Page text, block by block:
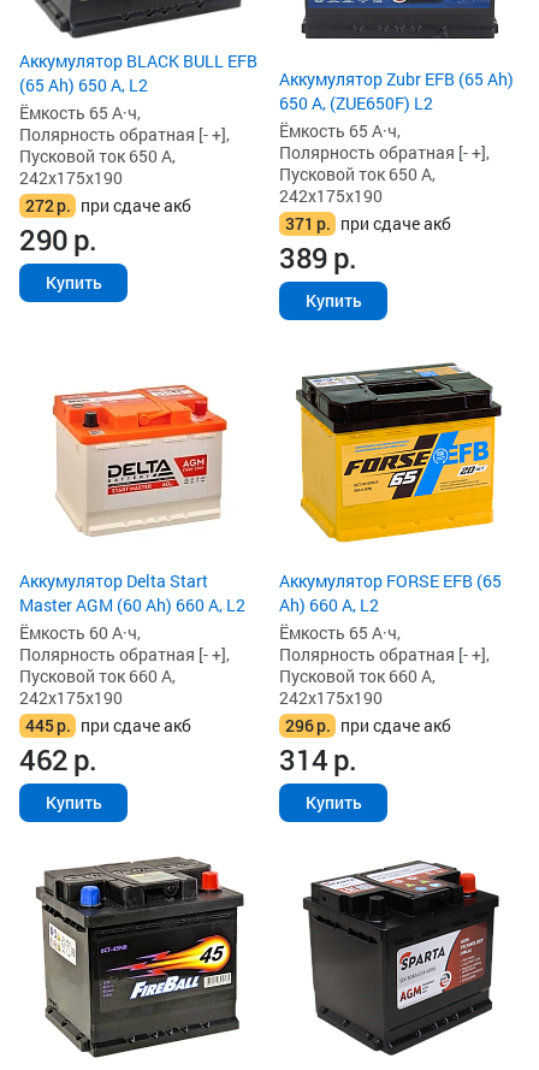
Аккумулятор BLACK BULL EFB
(65 Ah) 650 А, L2
Ёмкость 65 А·ч,
Полярность обратная [- +],
Пусковой ток 650 А,
242x175x190
272р. при сдаче акб
290р.
Купить
Аккумулятор Zubr EFB (65 Ah)
650 А, (ZUE650F) L2
Ёмкость 65 А·ч,
Полярность обратная [- +],
Пусковой ток 650 А,
242x175x190
371 р. при сдаче акб
389р.
Купить
Аккумулятор Delta Start
Master AGM (60 Ah) 660 А, L2
Ёмкость 60 А·ч,
Полярность обратная [- +],
Пусковой ток 660 А,
242x175x190
445р. при сдаче акб
462р.
Купить
Аккумулятор FORSE EFB (65
Ah) 660 А, L2
Ёмкость 65 А·ч,
Полярность обратная [- +],
Пусковой ток 660 А,
242x175x190
296р. при сдаче акб
314р.
Купить